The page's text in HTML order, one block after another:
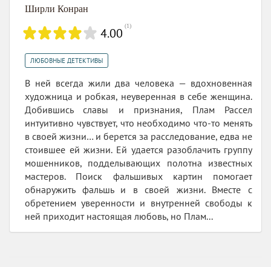
Ширли Конран
4.00 (1)
ЛЮБОВНЫЕ ДЕТЕКТИВЫ
В ней всегда жили два человека — вдохновенная
художница и робкая, неуверенная в себе женщина.
Добившись славы и признания, Плам Рассел
интуитивно чувствует, что необходимо что-то менять
в своей жизни… и берется за расследование, едва не
стоившее ей жизни. Ей удается разоблачить группу
мошенников, подделывающих полотна известных
мастеров. Поиск фальшивых картин помогает
обнаружить фальшь и в своей жизни. Вместе с
обретением уверенности и внутренней свободы к
ней приходит настоящая любовь, но Плам...